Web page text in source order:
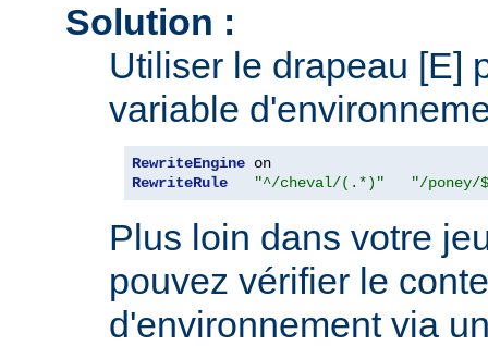
Solution :
Utiliser le drapeau [E]
variable
RewriteEngine
RewriteRule
"^/cheval/(.*)" "/poney/
Plus loin dans votre
pouvez vérifier le
d'environnement via